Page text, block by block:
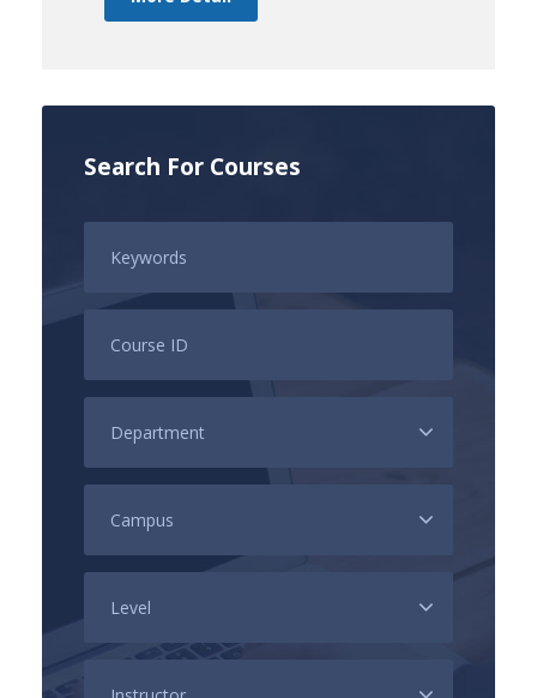
Search For Courses